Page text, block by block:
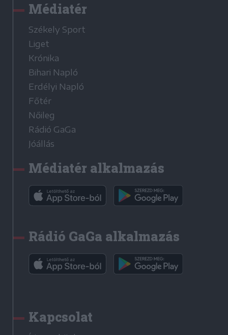
Médiatér
Székely Sport
Liget
Krónika
Bihari Napló
Erdélyi Napló
Főtér
Nőileg
Rádió GaGa
Jóállás
Médiatér alkalmazás
Rádió GaGa alkalmazás
Kapcsolat